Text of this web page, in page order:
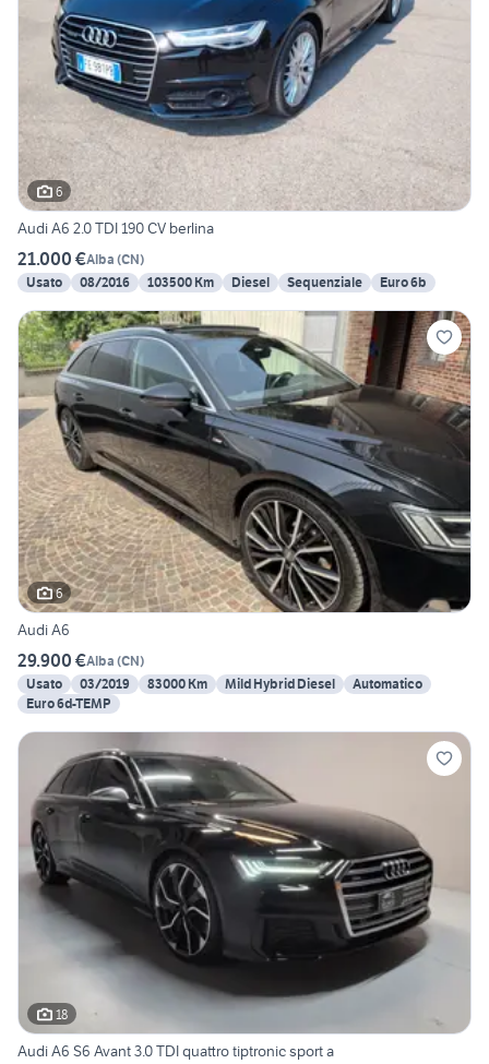
6
Audi A6 2.0 TDI 190 CV berlina
21.000 €Alba (CN)
Usato
08/2016 103500 Km Diesel Sequenziale Euro 6b
6
Audi A6
29.900 €Alba (CN)
Usato
03/2019 83000 Km Mild Hybrid Diesel
Automatico
Euro 6d-TEMP
18
Audi A6 S6 Avant 3.0 TDI quattro tiptronic sport a